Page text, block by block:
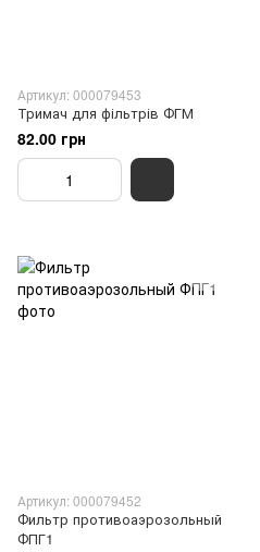
Артикул: 000079453
Тримач для фільтрів ФГМ
82.00 грн
Артикул: 000079452
Фильтр противоаэрозольный
ФПГ1